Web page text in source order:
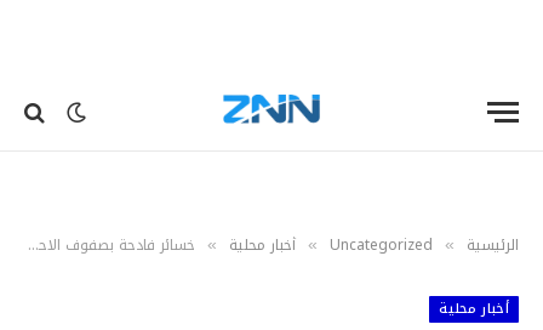
الرئيسية »
Uncategorized
» أخبار محلية » خسائر فادحة بصفوف الاحتلال بالجنوب.. قتيل وجرحى من الضباط الكبار
أخبار محلية